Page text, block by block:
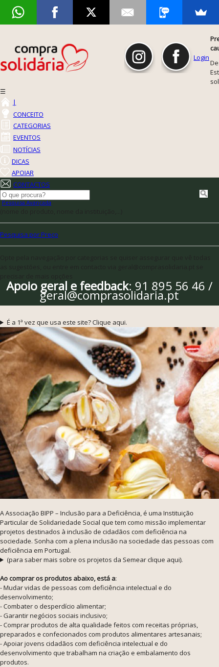
Login
☰
|
CONCEITO
CATEGORIAS
EVENTOS
NOTÍCIAS
DICAS
APOIAR
CONTACTOS
Pesquisa Avançada
Pesquisa por Preço
Apoio geral e feedback: 91 895 56 46 /
geral@comprasolidaria.pt
É a 1ª vez que usa este site? Clique aqui.
A Associação BIPP – Inclusão para a Deficiência, é uma Instituição
Particular de Solidariedade Social que tem como missão implementar
projetos destinados à inclusão de cidadãos com deficiência na
sociedade. Sonha com a plena inclusão na sociedade das pessoas com
deficiência em Portugal.
(para saber mais sobre os projetos da Semear clique aqui).
Ao comprar os produtos abaixo, está a:
- Mudar vidas de pessoas com deficiência intelectual e do
desenvolvimento;
- Combater o desperdício alimentar;
- Garantir negócios sociais inclusivo;
- Comprar produtos de alta qualidade feitos com receitas próprias,
preparados e confecionados com produtos alimentares artesanais;
- Apoiar jovens cidadãos com deficiência intelectual e do
desenvolvimento que trabalham na criação e embalamento dos
produtos.